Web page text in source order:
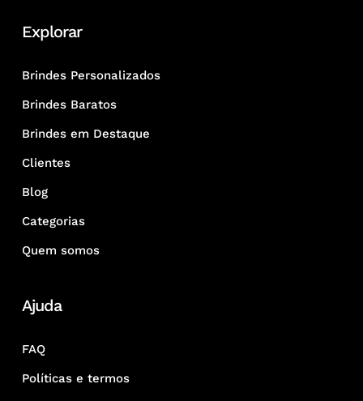
Explorar
Brindes Personalizados
Brindes Baratos
Brindes em Destaque
Clientes
Blog
Categorias
Quem somos
Ajuda
FAQ
Políticas e termos